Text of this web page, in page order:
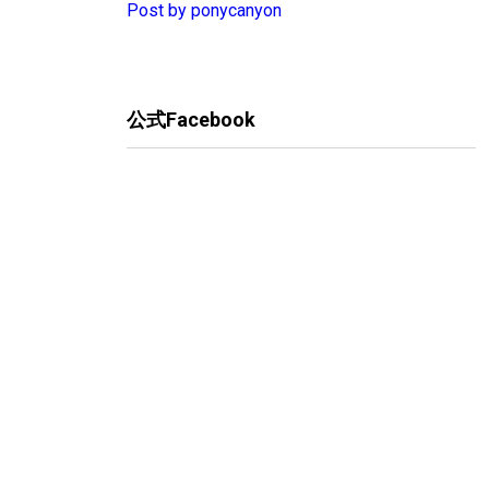
Post by ponycanyon
公式Facebook